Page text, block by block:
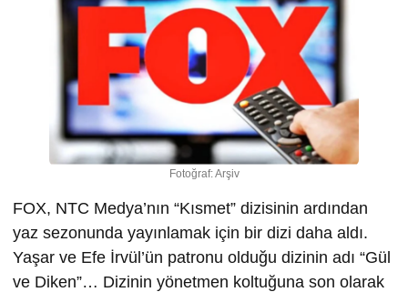
Fotoğraf: Arşiv
FOX, NTC Medya’nın “Kısmet” dizisinin ardından
yaz sezonunda yayınlamak için bir dizi daha aldı.
Yaşar ve Efe İrvül’ün patronu olduğu dizinin adı “Gül
ve Diken”… Dizinin yönetmen koltuğuna son olarak